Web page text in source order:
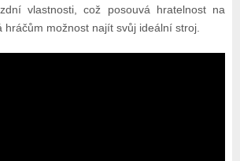
vlastnosti, což posouvá hratelnost na
hráčům možnost najít svůj ideální stroj.